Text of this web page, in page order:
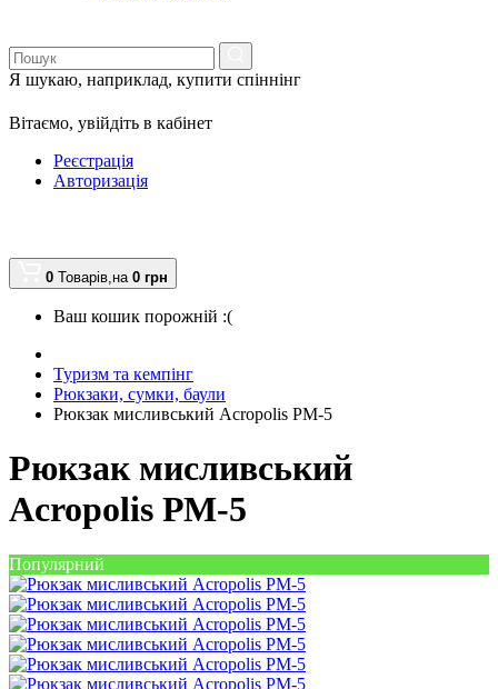
Я шукаю, наприклад, купити спіннінг
Вітаємо, увійдіть в кабінет
Реєстрація
Авторизація
0 Товарів,на 0 грн
Ваш кошик порожній :(
Туризм та кемпінг
Рюкзаки, сумки, баули
Рюкзак мисливський Acropolis РМ-5
Рюкзак мисливський
Acropolis РМ-5
Популярний